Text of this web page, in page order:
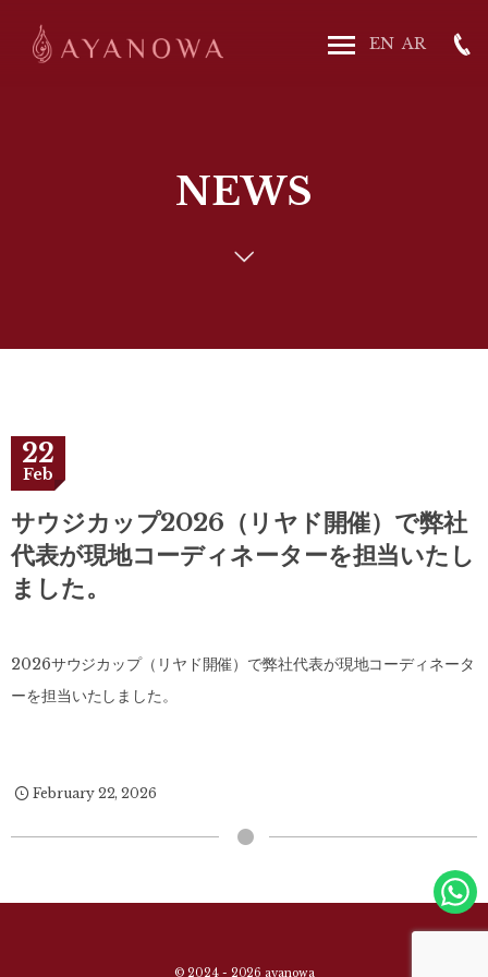
NEWS
22
Feb
サウジカップ2026（リヤド開催）で弊社
代表が現地コーディネーターを担当いたし
ました。
2026サウジカップ（リヤド開催）で弊社代表が現地コーディネータ
ーを担当いたしました。
February 22,2026
© 2024 - 2026 ayanowa